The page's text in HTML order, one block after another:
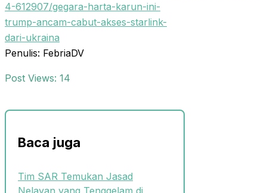
4-612907/gegara-harta-karun-ini-
trump-ancam-cabut-akses-starlink-
dari-ukraina
Penulis: FebriaDV
Post Views: 14
Baca juga
Tim SAR Temukan Jasad